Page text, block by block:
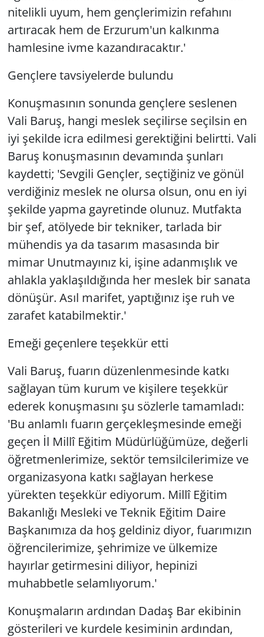
nitelikli uyum, hem gençlerimizin refahını
artıracak hem de Erzurum'un kalkınma
hamlesine ivme kazandıracaktır.'
Gençlere tavsiyelerde bulundu
Konuşmasının sonunda gençlere seslenen
Vali Baruş, hangi meslek seçilirse seçilsin en
iyi şekilde icra edilmesi gerektiğini belirtti. Vali
Baruş konuşmasının devamında şunları
kaydetti; 'Sevgili Gençler, seçtiğiniz ve gönül
verdiğiniz meslek ne olursa olsun, onu en iyi
şekilde yapma gayretinde olunuz. Mutfakta
bir şef, atölyede bir tekniker, tarlada bir
mühendis ya da tasarım masasında bir
mimar Unutmayınız ki, işine adanmışlık ve
ahlakla yaklaşıldığında her meslek bir sanata
dönüşür. Asıl marifet, yaptığınız işe ruh ve
zarafet katabilmektir.'
Emeği geçenlere teşekkür etti
Vali Baruş, fuarın düzenlenmesinde katkı
sağlayan tüm kurum ve kişilere teşekkür
ederek konuşmasını şu sözlerle tamamladı:
'Bu anlamlı fuarın gerçekleşmesinde emeği
geçen İl Millî Eğitim Müdürlüğümüze, değerli
öğretmenlerimize, sektör temsilcilerimize ve
organizasyona katkı sağlayan herkese
yürekten teşekkür ediyorum. Millî Eğitim
Bakanlığı Mesleki ve Teknik Eğitim Daire
Başkanımıza da hoş geldiniz diyor, fuarımızın
öğrencilerimize, şehrimize ve ülkemize
hayırlar getirmesini diliyor, hepinizi
muhabbetle selamlıyorum.'
Konuşmaların ardından Dadaş Bar ekibinin
gösterileri ve kurdele kesiminin ardından,